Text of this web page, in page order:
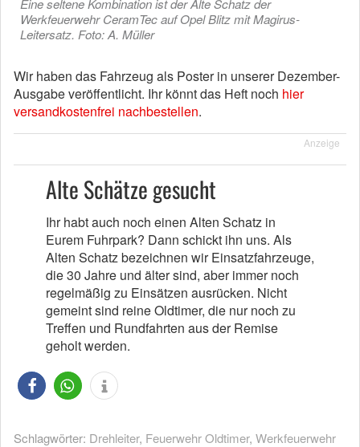
Eine seltene Kombination ist der Alte Schatz der
Werkfeuerwehr CeramTec auf Opel Blitz mit Magirus-
Leitersatz. Foto: A. Müller
Wir haben das Fahrzeug als Poster in unserer Dezember-
Ausgabe veröffentlicht. Ihr könnt das Heft noch hier
versandkostenfrei nachbestellen.
Anzeige
Alte Schätze gesucht
Ihr habt auch noch einen Alten Schatz in
Eurem Fuhrpark? Dann schickt ihn uns. Als
Alten Schatz bezeichnen wir Einsatzfahrzeuge,
die 30 Jahre und älter sind, aber immer noch
regelmäßig zu Einsätzen ausrücken. Nicht
gemeint sind reine Oldtimer, die nur noch zu
Treffen und Rundfahrten aus der Remise
geholt werden.
Schlagwörter: Drehleiter, Feuerwehr Oldtimer, Werkfeuerwehr